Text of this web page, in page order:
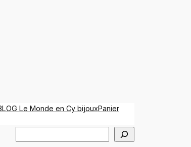
Le Monde en Cy bijouxPanier